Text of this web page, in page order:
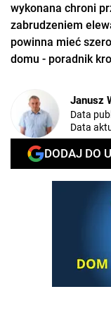
wykonana chroni
zabrudzeniem
powinna mieć
domu - poradnik
Janusz
Data
Data
DODAJ DO